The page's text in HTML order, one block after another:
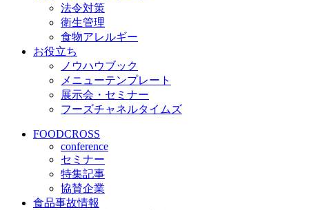
法令対策
衛生管理
食物アレルギー
お役立ち
ノウハウブック
メニューテンプレート
展示会・セミナー
フーズチャネルタイムズ
FOODCROSS
conference
セミナー
特集記事
協賛企業
食品事故情報